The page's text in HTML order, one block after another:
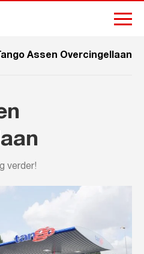
Tango Assen Overcingellaan
verder!